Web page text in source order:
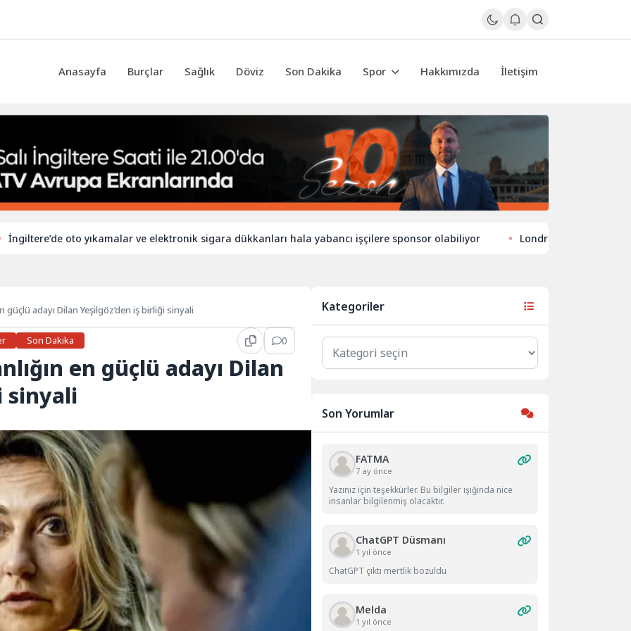
Anasayfa Burçlar Sağlık Döviz Son Dakika Spor Hakkımızda İletişim
oto yıkamalar ve elektronik sigara dükkanları hala yabancı işçilere sponsor olabiliyor Londra’nın eğlence
güçlü adayı Dilan Yeşilgöz’den iş birliği sinyali
Son Dakika 0
en güçlü adayı Dilan
sinyali
Kategoriler
Kategoriler
Son Yorumlar
FATMA
7 ay önce
Yazınız için teşekkürler. Bu bilgiler ışığında nice
insanlar bilgilenmiş olacaktır.
ChatGPT Düsmanı
1 yıl önce
ChatGPT çıktı mertlik bozuldu
Melda
1 yıl önce